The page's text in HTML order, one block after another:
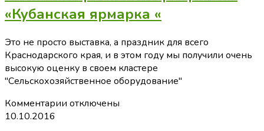
«Кубанская ярмарка «
Это не просто выставка, а праздник для всего
Краснодарского края, и в этом году мы получили очень
высокую оценку в своем кластере
"Сельскохозяйственное оборудование"
Комментарии котключены
10.10.2016